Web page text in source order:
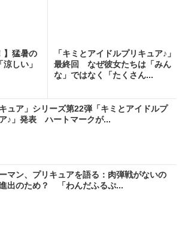
】猛暑の
しい」
「キミとアイドルプリキュア♪」
最終回 なぜ彼女たちは「みん
な」ではなく「たくさん...
キュア」シリーズ第22弾「キミとアイドルプ
♪」発表 ハートマークが...
マン、プリキュアを語る：肉弾戦がないの
出のため？ 「わんだふるぷ...